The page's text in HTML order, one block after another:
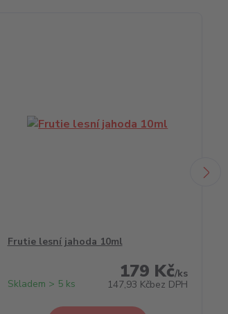
Frutie lesní jahoda 10ml
179 Kč/ks
147,93 Kčbez DPH
Skladem > 5 ks